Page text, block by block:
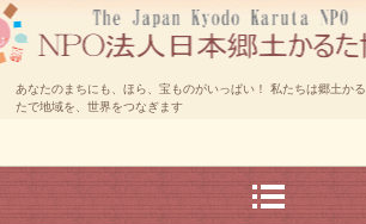
あなたのまちにも、ほら、宝ものがいっぱい！ 私たちは郷土かる
たで地域を、世界をつなぎます